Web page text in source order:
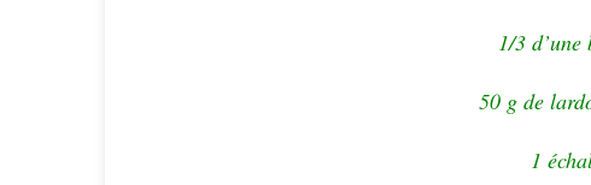
1/3
50 g de
1